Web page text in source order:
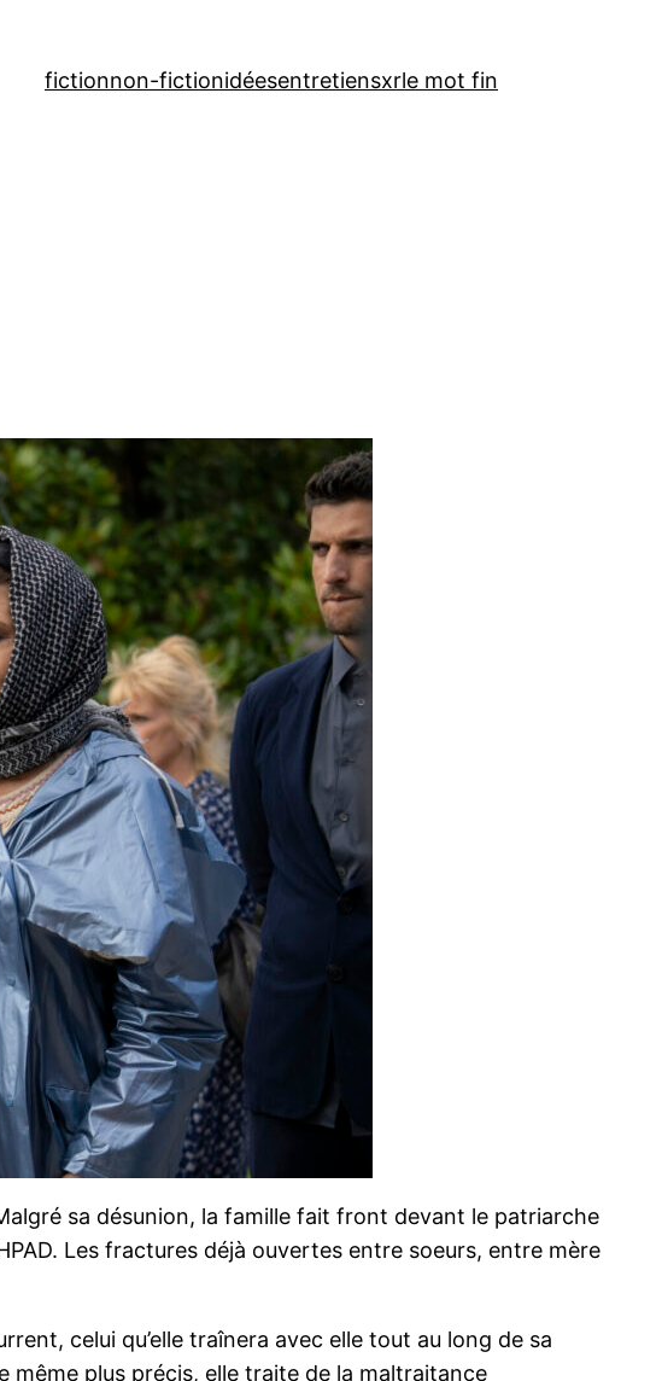
fictionnon-fictionidéesentretiensxrle mot fin
sa désunion, la famille fait front devant le patriarche
Les fractures déjà ouvertes entre soeurs, entre mère
celui qu’elle traînera avec elle tout au long de sa
même plus précis, elle traite de la maltraitance